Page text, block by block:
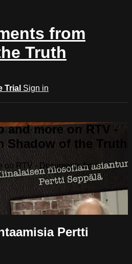
from
Truth
Trial Sign in
and more on RTV -
Shadow of the Truth
on RTV - Documents from
Pertti